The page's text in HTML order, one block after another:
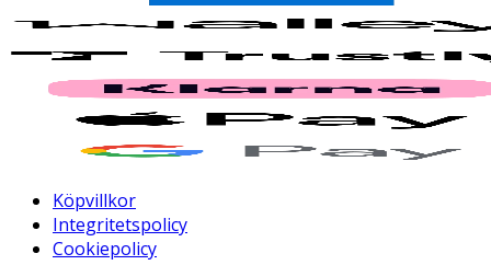
Köpvillkor
Integritetspolicy
Cookiepolicy